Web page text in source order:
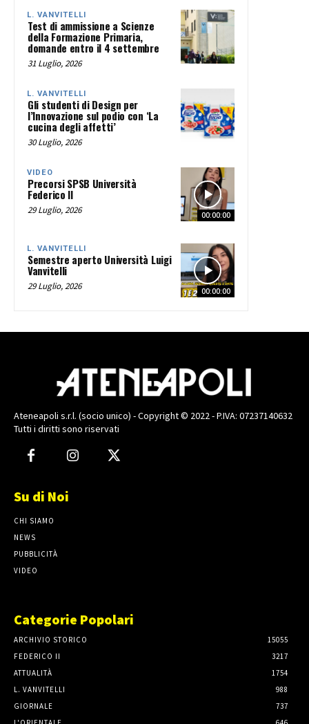
L. VANVITELLI
Test di ammissione a Scienze
della Formazione Primaria,
domande entro il 4 settembre
31 Luglio, 2026
L. VANVITELLI
Gli studenti di Design per
l’Innovazione sul podio con ‘La
cucina degli affetti’
30 Luglio, 2026
00:00:00
VIDEO
Precorsi SPSB Università
Federico II
29 Luglio, 2026
00:00:00
L. VANVITELLI
Semestre aperto Università Luigi
Vanvitelli
29 Luglio, 2026
Ateneapoli s.r.l. (socio unico) - Copyright © 2022 - P.IVA: 07237140632
Tutti i diritti sono riservati
Su di Noi
CHI SIAMO
NEWS
PUBBLICITÀ
VIDEO
Categorie Popolari
ARCHIVIO STORICO
15055
FEDERICO II
3217
ATTUALITÀ
1754
L. VANVITELLI
988
GIORNALE
737